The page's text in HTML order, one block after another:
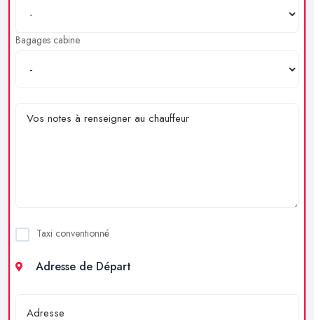
Bagages cabine
Taxi conventionné
Adresse de Départ